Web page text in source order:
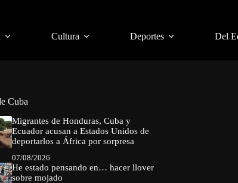
Cultura Deportes Del
Cuba
Migrantes de Honduras, Cuba y
Ecuador acusan a Estados Unidos de
deportarlos a África por sorpresa
07/08/2026
He estado pensando en… hacer llover
sobre mojado